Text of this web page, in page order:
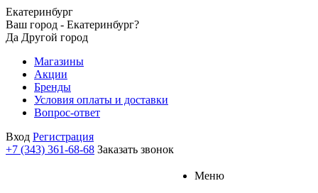
Екатеринбург
Ваш город - Екатеринбург?
Да Другой город
Магазины
Акции
Бренды
Условия оплаты и доставки
Вопрос-ответ
Вход Регистрация
+7 (343) 361-68-68 Заказать звонок
Меню